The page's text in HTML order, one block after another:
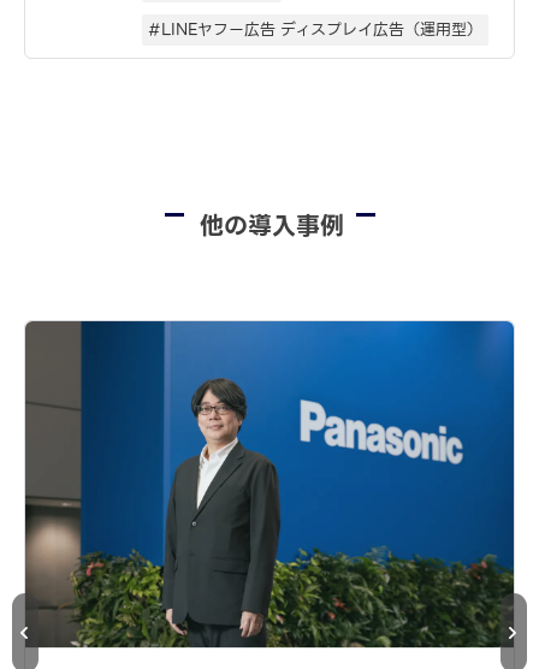
#LINEヤフー広告 ディスプレイ広告（運用型）
他の導入事例